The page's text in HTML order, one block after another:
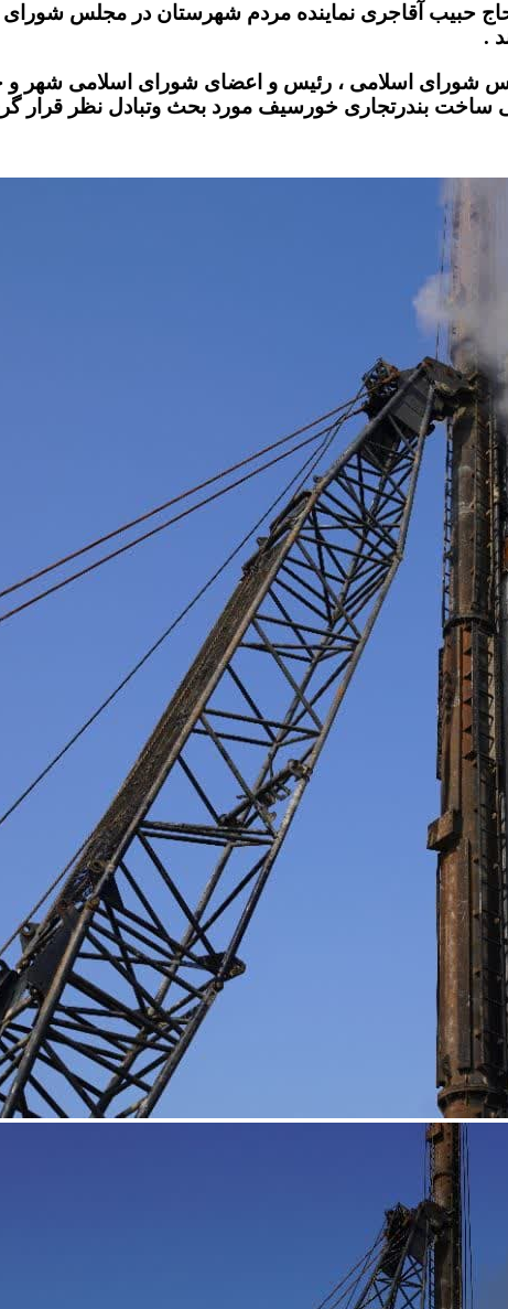
حبیب آقاجری نماینده مردم شهرستان در مجلس
.
شورای اسلامی ، رئیس و اعضای شورای اسلامی شهر
ساخت بندرتجاری خورسیف مورد بحث وتبادل نظر قرار